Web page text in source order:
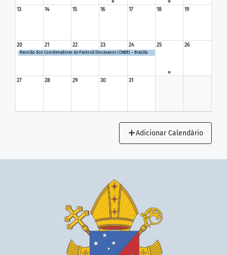
13 14 15 16 17 18 19
20
Reunião dos Coordenadores de Pastoral Diocesanos (CNBB) – Brasilía
21 22 23 24 25 26
27 28 29 30 31
Adicionar Calendário